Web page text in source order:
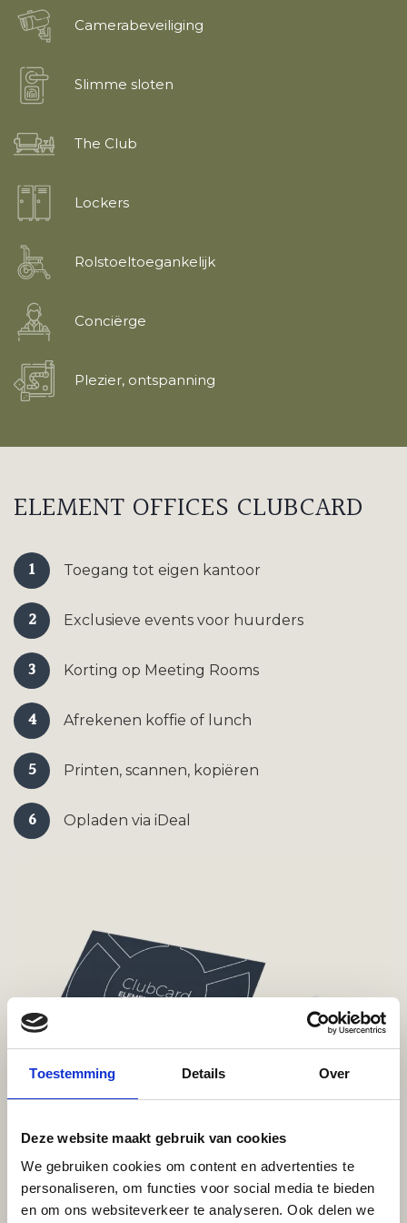
Toestemming Details Over
Deze website maakt gebruik van cookies
We gebruiken cookies om content en advertenties te
personaliseren, om functies voor social media te bieden
en om ons websiteverkeer te analyseren. Ook delen we
Camerabeveiliging
Slimme sloten
The Club
Lockers
Rolstoeltoegankelijk
Conciërge
Plezier, ontspanning
ELEMENT OFFICES CLUBCARD
1 Toegang tot eigen kantoor
2 Exclusieve events voor huurders
3 Korting op Meeting Rooms
4 Afrekenen koffie of lunch
5 Printen, scannen, kopiëren
6 Opladen via iDeal